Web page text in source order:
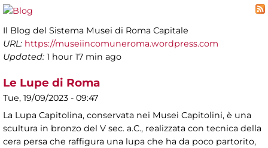
Il Blog del Sistema Musei di Roma Capitale
URL: https://museiincomuneroma.wordpress.com
Updated: 1 hour 17 min ago
Le Lupe di Roma
Tue, 19/09/2023 - 09:47
La Lupa Capitolina, conservata nei Musei Capitolini, è una
scultura in bronzo del V sec. a.C., realizzata con tecnica della
cera persa che raffigura una lupa che ha da poco partorito,